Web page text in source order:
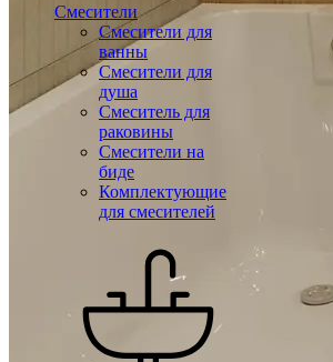
Смесители
Смесители для
ванны
Смесители для
душа
Смеситель для
раковины
Смесители на
биде
Комплектующие
для смесителей